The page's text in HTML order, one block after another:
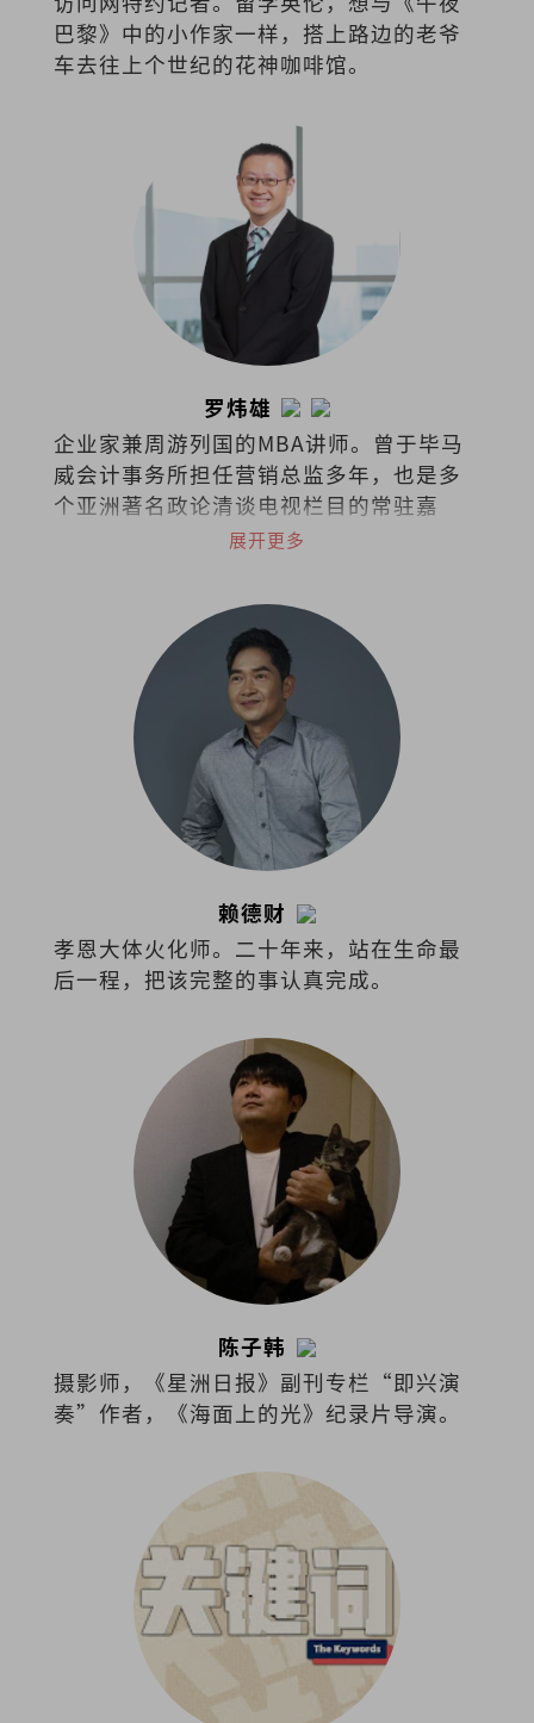
巴黎》中的小作家一样，搭上路边的老爷
车去往上个世纪的花神咖啡馆。
罗炜雄
企业家兼周游列国的MBA讲师。曾于毕马
威会计事务所担任营销总监多年，也是多
个亚洲著名政论清谈电视栏目的常驻嘉
宾，常探讨经济、商业、政治热门课题与
展开更多
赖德财
孝恩大体火化师。二十年来，站在生命最
后一程，把该完整的事认真完成。
陈子韩
摄影师，《星洲日报》副刊专栏“即兴演
奏”作者，《海面上的光》纪录片导演。